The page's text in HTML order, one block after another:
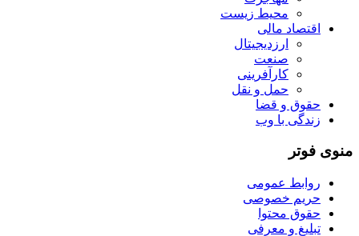
محیط زیست
اقتصاد مالی
ارزدیجیتال
صنعت
کارآفرینی
حمل و نقل
حقوق و قضا
زندگی با وب
منوی فوتر
روابط عمومی
حریم خصوصی
حقوق محتوا
تبلیغ و معرفی